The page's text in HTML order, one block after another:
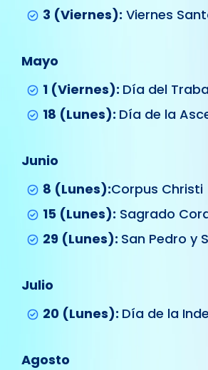
3 (Viernes): Viernes
Mayo
1 (Viernes): Día del
18 (Lunes): Día de la
Junio
8 (Lunes):Corpus Christi
15 (Lunes): Sagrado
29 (Lunes): San Pedro y
Julio
20 (Lunes): Día de la
Agosto